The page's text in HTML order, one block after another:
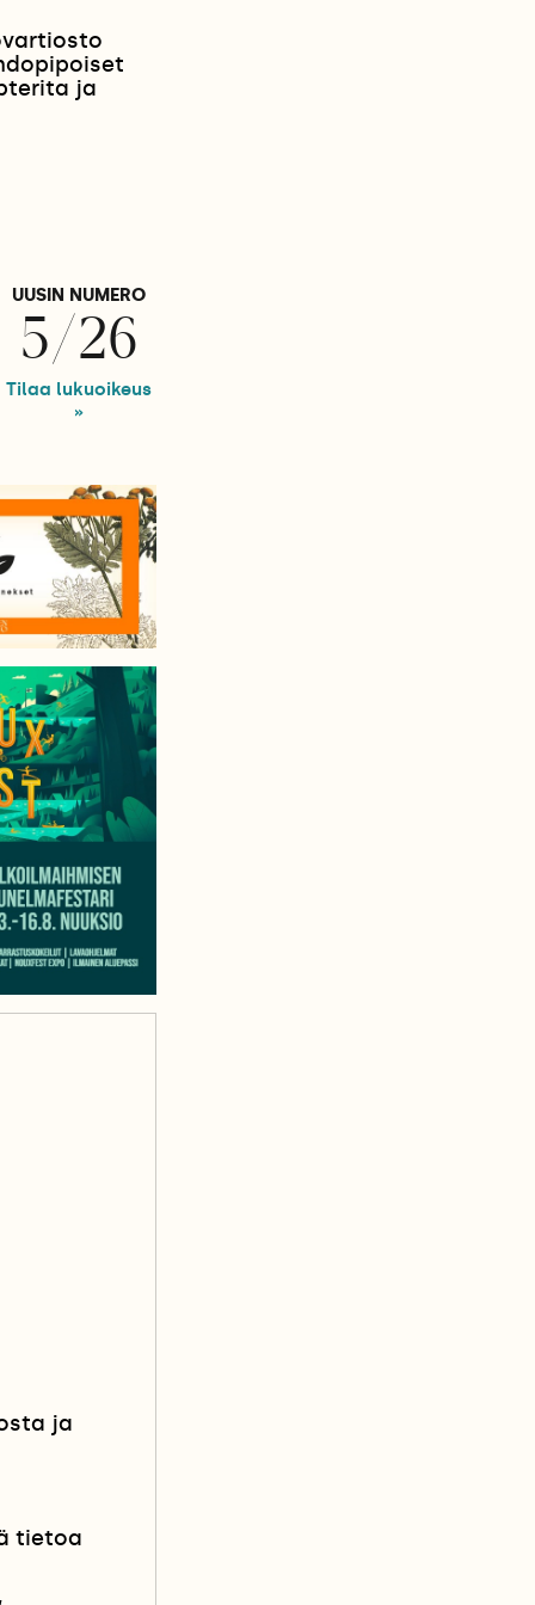
ja
UUSIN NUMERO
5/26
Tilaa lukuoikeus
»
ja
tietoa